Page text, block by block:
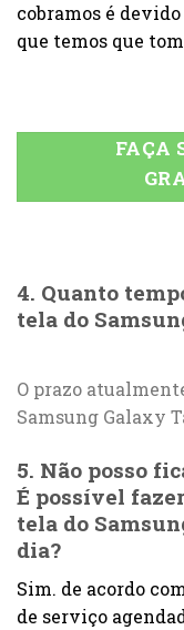
cobramos é
que temos que
FAÇA
4. Quanto
tela do
O prazo
Samsung Galaxy
5. Não posso
É possível
tela do
dia?
Sim. de acordo
de serviço